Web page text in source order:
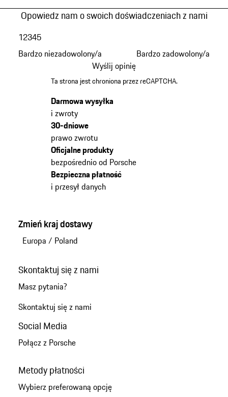
Opowiedz nam o swoich doświadczeniach z nami
Bardzo niezadowolony/a
12345
Bardzo zadowolony/a
Wyślij opinię
Ta strona jest chroniona przez reCAPTCHA.
Darmowa wysyłka
i zwroty
30-dniowe
prawo zwrotu
Oficjalne produkty
bezpośrednio od Porsche
Bezpieczna płatność
i przesył danych
Zmień kraj dostawy
Europa / Poland
Skontaktuj się z nami
Masz pytania?
Skontaktuj się z nami
Social Media
Połącz z Porsche
Metody płatności
Wybierz preferowaną opcję